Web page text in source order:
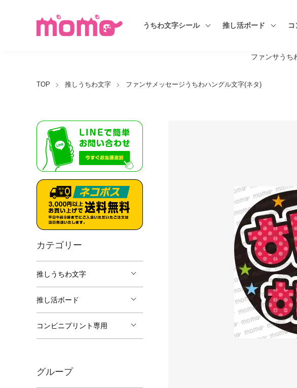
ファンサうち
うちわ文字シール 推し活ボード
TOP 推しうちわ文字 ファンサメッセージうちわハングル文字(ネタ)
カテゴリー
推しうちわ文字
推し活ボード
コンビニプリント専用
グループ